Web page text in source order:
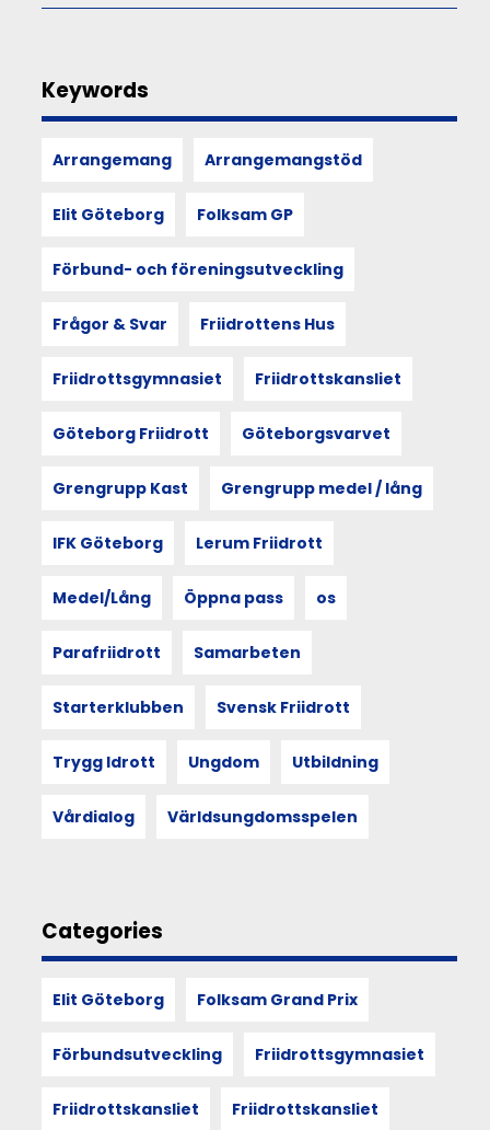
Keywords
Arrangemang Arrangemangstöd
Elit Göteborg Folksam GP
Förbund- och föreningsutveckling
Frågor & Svar Friidrottens Hus
Friidrottsgymnasiet Friidrottskansliet
Göteborg Friidrott Göteborgsvarvet
Grengrupp Kast Grengrupp medel / lång
IFK Göteborg Lerum Friidrott
Medel/Lång Öppna pass os
Parafriidrott Samarbeten
Starterklubben Svensk Friidrott
Trygg Idrott Ungdom Utbildning
Vårdialog Världsungdomsspelen
Categories
Elit Göteborg Folksam Grand Prix
Förbundsutveckling Friidrottsgymnasiet
Friidrottskansliet Friidrottskansliet
Föreläsning
2
maj:
literacy
Dr
Dean
14
Efterlängtad
och
Expo
åter
27
2022
maj:
Vikten
av
att
de
aktivas